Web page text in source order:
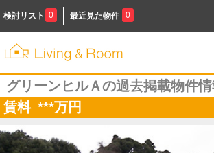
検討リスト 0 最近見た物件 0
グリーンヒルＡの過去掲載物件
賃料 ***万円